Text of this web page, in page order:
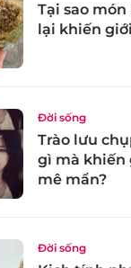
Tại sao
lại khiến
Đời sống
Trào lưu
gì mà khiến
mê mẩn?
Đời sống